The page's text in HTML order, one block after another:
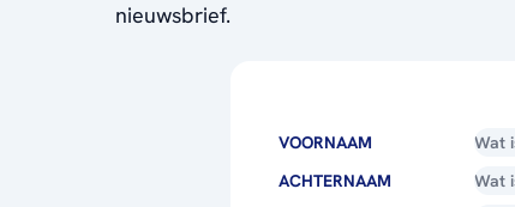
nieuwsbrief.
VOORNAAM
ACHTERNAAM